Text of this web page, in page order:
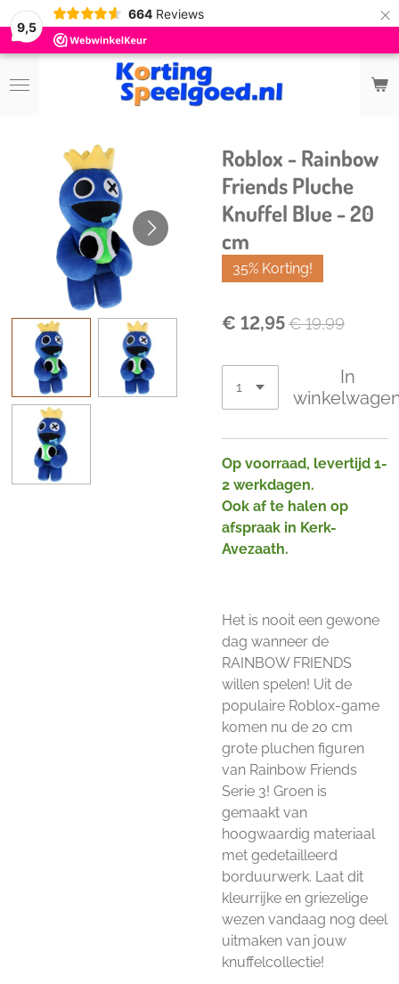
9,5
664 Reviews ×
Roblox - Rainbow
Friends Pluche
Knuffel Blue - 20
cm
35% Korting!
€ 12,95€ 19,99
In
Op voorraad, levertijd 1-
2 werkdagen.
Ook af te halen op
afspraak in Kerk-
Avezaath.
Het is nooit een gewone
dag wanneer de
RAINBOW FRIENDS
willen spelen! Uit de
populaire Roblox-game
komen nu de 20 cm
grote pluchen figuren
van Rainbow Friends
Serie 3! Groen is
gemaakt van
hoogwaardig materiaal
met gedetailleerd
borduurwerk. Laat dit
kleurrijke en griezelige
wezen vandaag nog deel
uitmaken van jouw
knuffelcollectie!